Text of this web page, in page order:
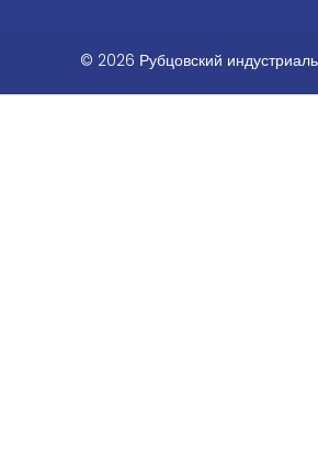
© 2026 Рубцовский